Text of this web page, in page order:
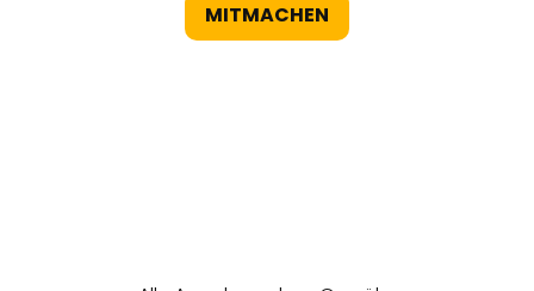
MITMACHEN